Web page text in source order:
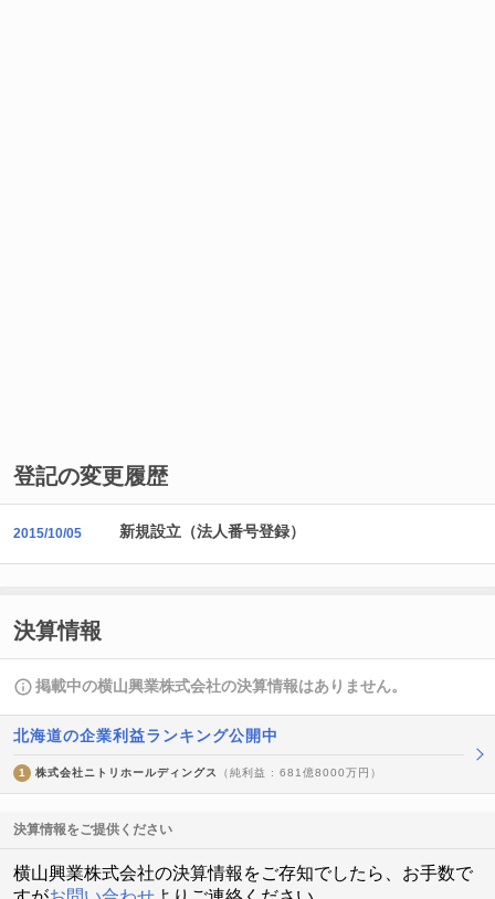
登記の変更履歴
2015/10/05 新規設立（法人番号登録）
決算情報
掲載中の横山興業株式会社の決算情報はありません。
北海道の企業利益ランキング公開中
1 株式会社ニトリホールディングス （純利益 : 681億8000万円）
決算情報をご提供ください
横山興業株式会社の決算情報をご存知でしたら、お手数で